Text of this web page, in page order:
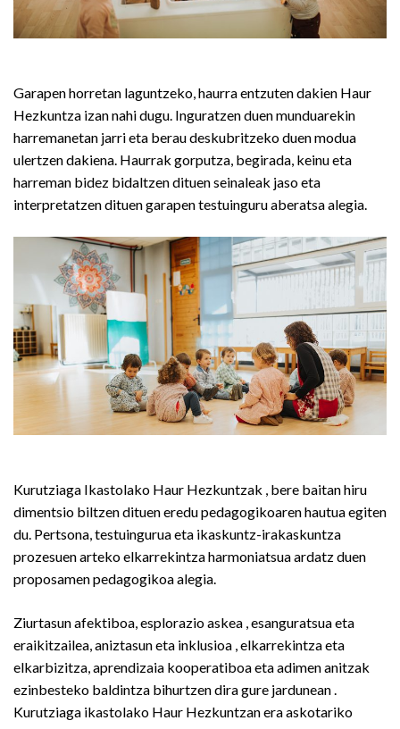
Garapen horretan laguntzeko, haurra entzuten dakien Haur
Hezkuntza izan nahi dugu. Inguratzen duen munduarekin
harremanetan jarri eta berau deskubritzeko duen modua
ulertzen dakiena. Haurrak gorputza, begirada, keinu eta
harreman bidez bidaltzen dituen seinaleak jaso eta
interpretatzen dituen garapen testuinguru aberatsa alegia.
Kurutziaga Ikastolako Haur Hezkuntzak , bere baitan hiru
dimentsio biltzen dituen eredu pedagogikoaren hautua egiten
du. Pertsona, testuingurua eta ikaskuntz-irakaskuntza
prozesuen arteko elkarrekintza harmoniatsua ardatz duen
proposamen pedagogikoa alegia.
Ziurtasun afektiboa, esplorazio askea , esanguratsua eta
eraikitzailea, aniztasun eta inklusioa , elkarrekintza eta
elkarbizitza, aprendizaia kooperatiboa eta adimen anitzak
ezinbesteko baldintza bihurtzen dira gure jardunean .
Kurutziaga ikastolako Haur Hezkuntzan era askotariko